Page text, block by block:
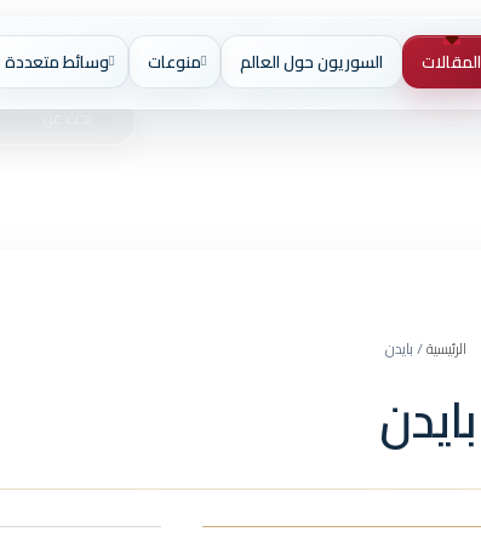
المقالات السوريون حول العالم منوعات وسائط متعددة
فيديوالوضع المظلم
بحث
الرئيسية/بايدن
بايدن